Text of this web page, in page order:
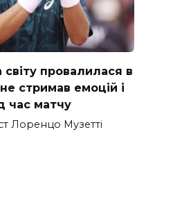
провалилася в
стримав емоцій і
час матчу
Лоренцо Музетті